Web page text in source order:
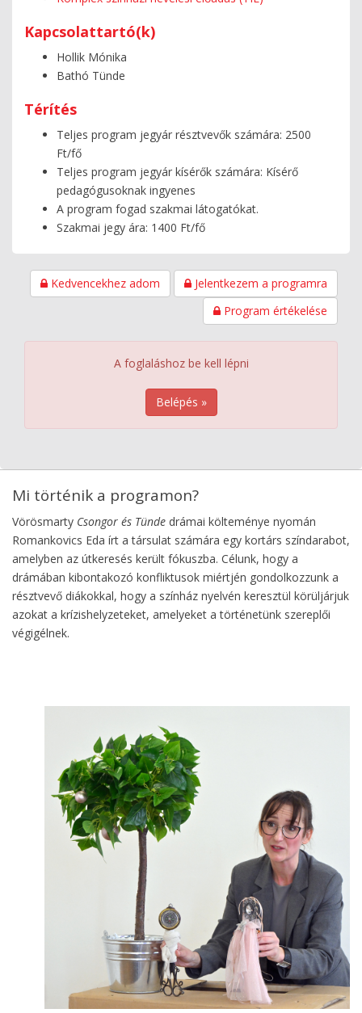
Kapcsolattartó(k)
Hollik Mónika
Bathó Tünde
Térítés
Teljes program jegyár résztvevők számára: 2500
Ft/fő
Teljes program jegyár kísérők számára: Kísérő
pedagógusoknak ingyenes
A program fogad szakmai látogatókat.
Szakmai jegy ára: 1400 Ft/fő
Kedvencekhez adom
Jelentkezem a programra
Program értékelése
A foglaláshoz be kell lépni
Belépés »
Mi történik a programon?
Vörösmarty Csongor és Tünde drámai költeménye nyomán
Romankovics Eda írt a társulat számára egy kortárs színdarabot,
amelyben az útkeresés került fókuszba. Célunk, hogy a
drámában kibontakozó konfliktusok miértjén gondolkozzunk a
résztvevő diákokkal, hogy a színház nyelvén keresztül körüljárjuk
azokat a krízishelyzeteket, amelyeket a történetünk szereplői
végigélnek.